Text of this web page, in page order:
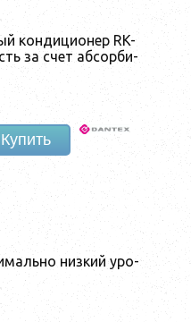
кон­ди­ци­онер RK-
за счет аб­сорби­
Купить
низ­кий уро­